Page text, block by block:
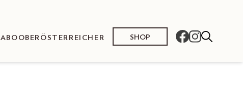
ABO OBERÖSTERREICHER SHOP